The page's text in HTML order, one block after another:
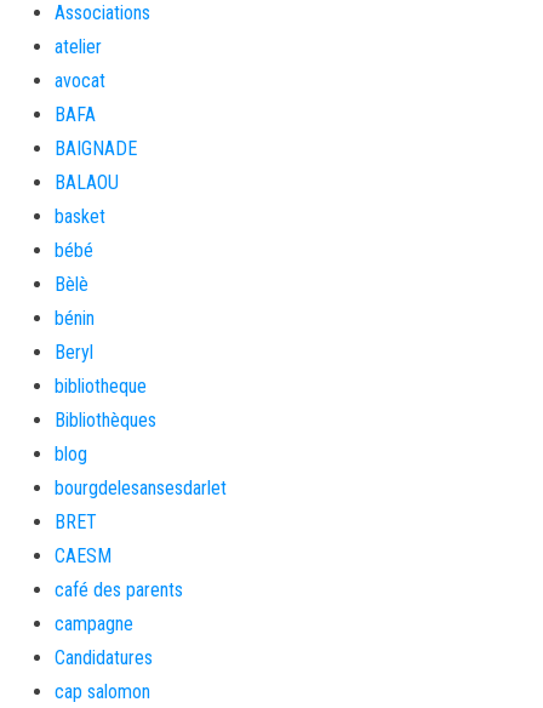
Associations
atelier
avocat
BAFA
BAIGNADE
BALAOU
basket
bébé
Bèlè
bénin
Beryl
bibliotheque
Bibliothèques
blog
bourgdelesansesdarlet
BRET
CAESM
café des parents
campagne
Candidatures
cap salomon